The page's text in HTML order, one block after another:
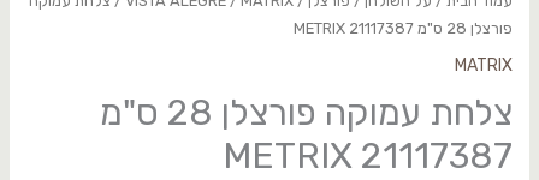
פורצלן 28 ס"מ 21117387 METRIX
MATRIX
צלחת עמוקה פורצלן 28 ס"מ
21117387 METRIX